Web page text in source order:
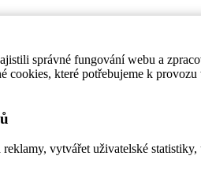
správné fungování webu a
cookies, které potřebujeme k
vytvářet uživatelské